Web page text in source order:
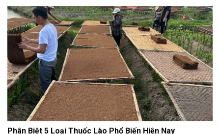
Phân Biệt 5 Loại Thuốc Lào Phổ Biến Hiện Nay